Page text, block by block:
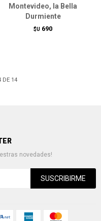
Montevideo, la Bella
Durmiente
$U 690
DE 14
novedades!
SUSCRIBIRME